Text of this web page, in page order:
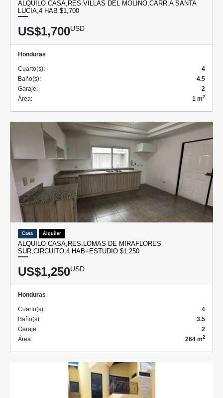
ALQUILO CASA,RES.VILLAS DEL MOLINO,CARR.A SANTA
LUCIA,4 HAB $1,700
US$1,700USD
Honduras
Cuarto(s):
4
Baño(s):
4.5
Garaje:
2
Área:
1 m2
Casa Alquiler
ALQUILO CASA,RES.LOMAS DE MIRAFLORES
SUR,CIRCUITO,4 HAB+ESTUDIO $1,250
US$1,250USD
Honduras
Cuarto(s):
4
Baño(s):
3.5
Garaje:
2
Área:
264 m2